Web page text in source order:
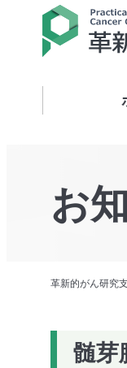
お
革新的がん研究
髄芽